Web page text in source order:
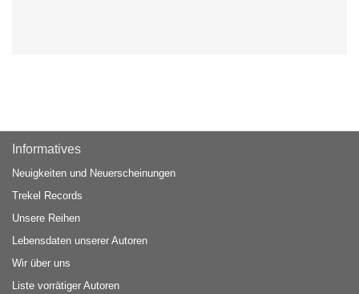
Informatives
Neuigkeiten und Neuerscheinungen
Trekel Records
Unsere Reihen
Lebensdaten unserer Autoren
Wir über uns
Liste vorrätiger Autoren